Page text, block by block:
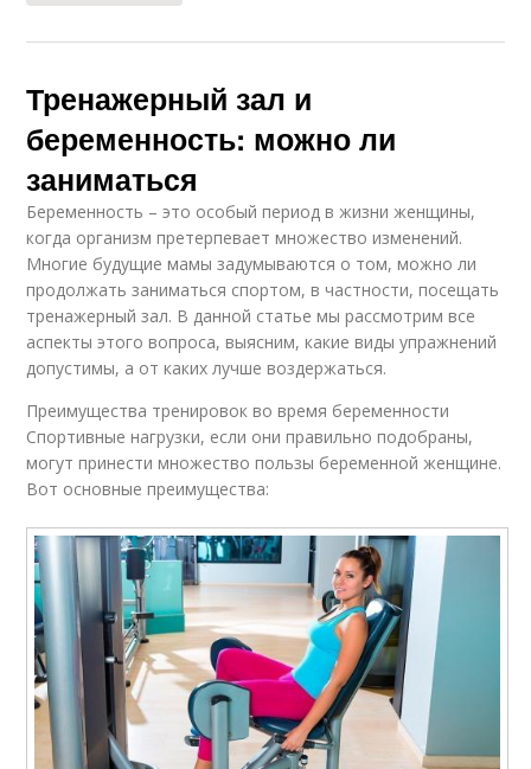
Тренажерный зал и
беременность: можно ли
заниматься
Беременность – это особый период в жизни женщины,
когда организм претерпевает множество изменений.
Многие будущие мамы задумываются о том, можно ли
продолжать заниматься спортом, в частности, посещать
тренажерный зал. В данной статье мы рассмотрим все
аспекты этого вопроса, выясним, какие виды упражнений
допустимы, а от каких лучше воздержаться.
Преимущества тренировок во время беременности
Спортивные нагрузки, если они правильно подобраны,
могут принести множество пользы беременной женщине.
Вот основные преимущества: